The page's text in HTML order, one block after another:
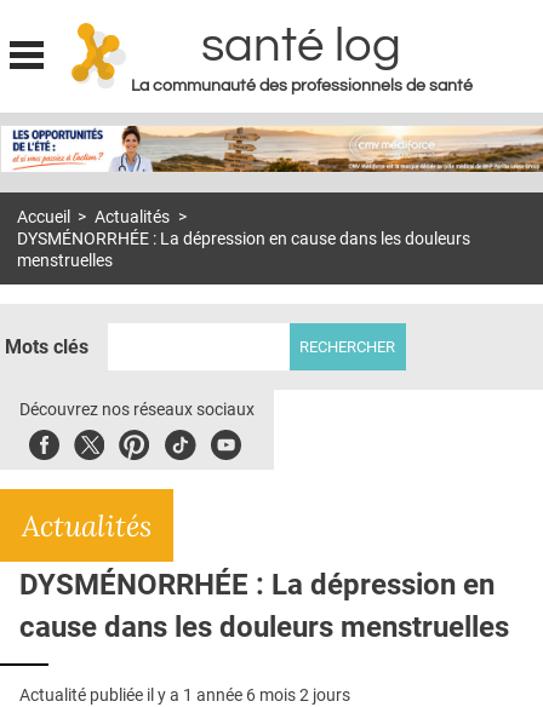
Jump to navigation
santé log
La communauté des professionnels de santé
MON COMPTE
S'ABONNER À LA REVUE SOIN À DOMICILE
E-REVUE SAD
THÉMA
CONTACT
Accueil > Actualités >
DYSMÉNORRHÉE : La dépression en cause dans les douleurs
menstruelles
Mots clés
Découvrez nos réseaux sociaux
FacebookTwitterPinterest
TiktokYoubute
Actualités
DYSMÉNORRHÉE : La dépression en
cause dans les douleurs menstruelles
Actualité publiée il y a 1 année 6 mois 2 jours